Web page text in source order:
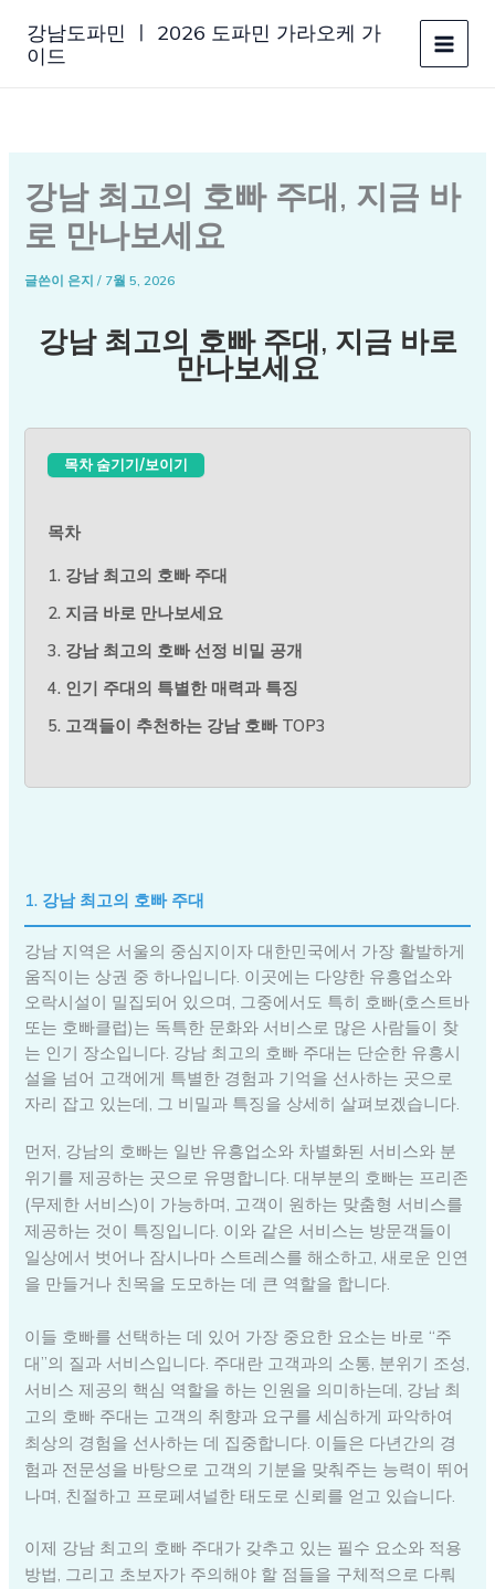
강남도파민 ㅣ 2026 도파민 가라오케 가
이드
강남 최고의 호빠 주대, 지금 바
로 만나보세요
글쓴이 은지/ 7월 5, 2026
강남 최고의 호빠 주대, 지금 바로
만나보세요
목차 숨기기/보이기
목차
1. 강남 최고의 호빠 주대
2. 지금 바로 만나보세요
3. 강남 최고의 호빠 선정 비밀 공개
4. 인기 주대의 특별한 매력과 특징
5. 고객들이 추천하는 강남 호빠 TOP3
1. 강남 최고의 호빠 주대
강남 지역은 서울의 중심지이자 대한민국에서 가장 활발하게
움직이는 상권 중 하나입니다. 이곳에는 다양한 유흥업소와
오락시설이 밀집되어 있으며, 그중에서도 특히 호빠(호스트바
또는 호빠클럽)는 독특한 문화와 서비스로 많은 사람들이 찾
는 인기 장소입니다. 강남 최고의 호빠 주대는 단순한 유흥시
설을 넘어 고객에게 특별한 경험과 기억을 선사하는 곳으로
자리 잡고 있는데, 그 비밀과 특징을 상세히 살펴보겠습니다.
먼저, 강남의 호빠는 일반 유흥업소와 차별화된 서비스와 분
위기를 제공하는 곳으로 유명합니다. 대부분의 호빠는 프리존
(무제한 서비스)이 가능하며, 고객이 원하는 맞춤형 서비스를
제공하는 것이 특징입니다. 이와 같은 서비스는 방문객들이
일상에서 벗어나 잠시나마 스트레스를 해소하고, 새로운 인연
을 만들거나 친목을 도모하는 데 큰 역할을 합니다.
이들 호빠를 선택하는 데 있어 가장 중요한 요소는 바로 “주
대”의 질과 서비스입니다. 주대란 고객과의 소통, 분위기 조성,
서비스 제공의 핵심 역할을 하는 인원을 의미하는데, 강남 최
고의 호빠 주대는 고객의 취향과 요구를 세심하게 파악하여
최상의 경험을 선사하는 데 집중합니다. 이들은 다년간의 경
험과 전문성을 바탕으로 고객의 기분을 맞춰주는 능력이 뛰어
나며, 친절하고 프로페셔널한 태도로 신뢰를 얻고 있습니다.
이제 강남 최고의 호빠 주대가 갖추고 있는 필수 요소와 적용
방법, 그리고 초보자가 주의해야 할 점들을 구체적으로 다뤄